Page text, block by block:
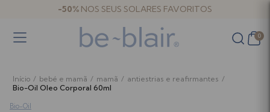
-50% NOS SEUS SOLARES FAVORITOS
0
Início / bebé e mamã / mamã / antiestrias e reafirmantes /
Bio-Oil Oleo Corporal 60ml
Bio-Oil